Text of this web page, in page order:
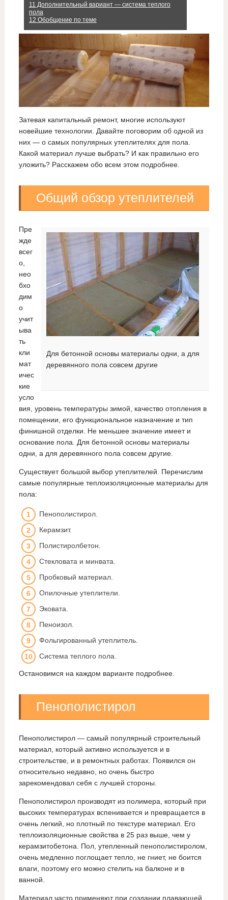
11 Дополнительный вариант — система теплого
пола
12 Обобщение по теме
Затевая капитальный ремонт, многие используют
новейшие технологии. Давайте поговорим об одной из
них — о самых популярных утеплителях для пола.
Какой материал лучше выбрать? И как правильно его
уложить? Расскажем обо всем этом подробнее.
Общий обзор утеплителей
Для бетонной основы материалы одни, а для
деревянного пола совсем другие
Пре
жде
всег
о,
нео
бхо
дим
о
учит
ыва
ть
кли
мат
ичес
кие
усло
вия, уровень температуры зимой, качество отопления в
помещении, его функциональное назначение и тип
финишной отделки. Не меньшее значение имеет и
основание пола. Для бетонной основы материалы
одни, а для деревянного пола совсем другие.
Существует большой выбор утеплителей. Перечислим
самые популярные теплоизоляционные материалы для
пола:
Пенополистирол.
Керамзит.
Полистиролбетон.
Стекловата и минвата.
Пробковый материал.
Опилочные утеплители.
Эковата.
Пеноизол.
Фольгированный утеплитель.
Система теплого пола.
Остановимся на каждом варианте подробнее.
Пенополистирол
Пенополистирол — самый популярный строительный
материал, который активно используется и в
строительстве, и в ремонтных работах. Появился он
относительно недавно, но очень быстро
зарекомендовал себя с лучшей стороны.
Пенополистирол производят из полимера, который при
высоких температурах вспенивается и превращается в
очень легкий, но плотный по текстуре материал. Его
теплоизоляционные свойства в 25 раз выше, чем у
керамзитобетона. Пол, утепленный пенополистиролом,
очень медленно поглощает тепло, не гниет, не боится
влаги, поэтому его можно стелить на балконе и в
ванной.
Материал часто применяют при создании плавающей